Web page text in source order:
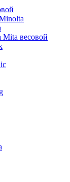
весовой